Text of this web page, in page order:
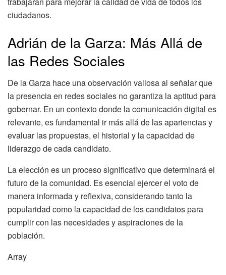
ciudadanos.
Adrián de la Garza: Más Allá de
las Redes Sociales
De la Garza hace una observación valiosa al señalar que
la presencia en redes sociales no garantiza la aptitud para
gobernar. En un contexto donde la comunicación digital es
relevante, es fundamental ir más allá de las apariencias y
evaluar las propuestas, el historial y la capacidad de
liderazgo de cada candidato.
La elección es un proceso significativo que determinará el
futuro de la comunidad. Es esencial ejercer el voto de
manera informada y reflexiva, considerando tanto la
popularidad como la capacidad de los candidatos para
cumplir con las necesidades y aspiraciones de la
población.
Array